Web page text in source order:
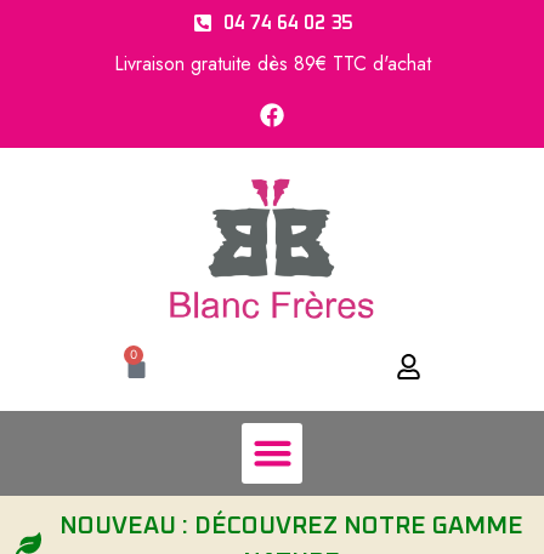
04 74 64 02 35
Livraison gratuite dès 89€ TTC d'achat
0
NOUVEAU : DÉCOUVREZ NOTRE GAMME